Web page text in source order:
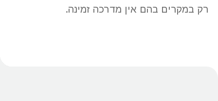
רק במקרים בהם אין מדרכה זמינה.